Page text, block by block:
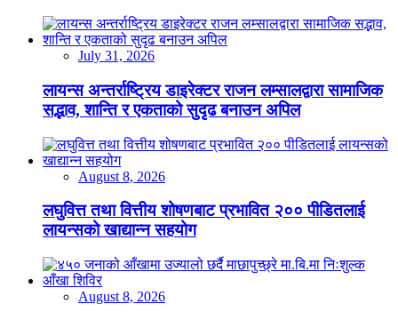
July 31, 2026
लायन्स अन्तर्राष्ट्रिय डाइरेक्टर राजन लम्सालद्वारा सामाजिक
सद्भाव, शान्ति र एकताको सुदृढ बनाउन अपिल
August 8, 2026
लघुवित्त तथा वित्तीय शोषणबाट प्रभावित २०० पीडितलाई
लायन्सको खाद्यान्न सहयोग
August 8, 2026